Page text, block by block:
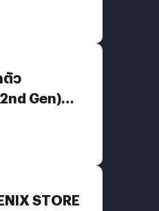
ตัว
Gen)
STORE